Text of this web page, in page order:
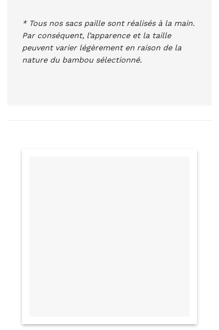
* Tous nos sacs paille sont réalisés à la main.
Par conséquent, l’apparence et la taille
peuvent varier légèrement en raison de la
nature du bambou sélectionné.